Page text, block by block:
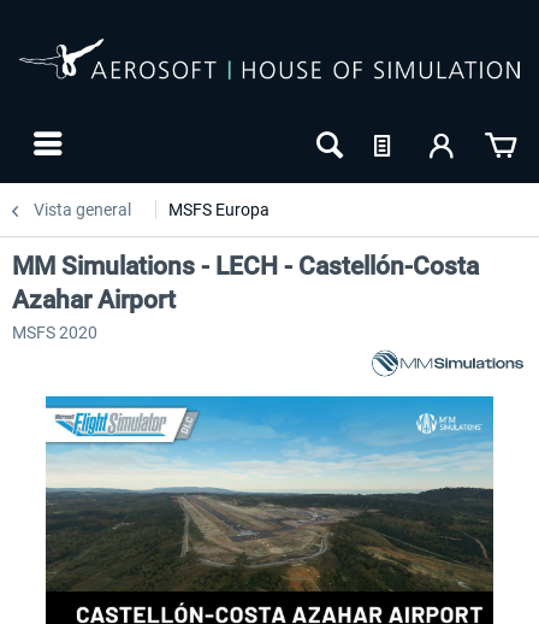
Vista general MSFS Europa
MM Simulations - LECH - Castellón-Costa
Azahar Airport
MSFS 2020